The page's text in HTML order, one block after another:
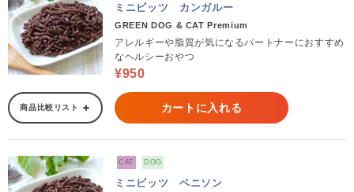
ミニビッツ カンガルー
GREEN DOG & CAT Premium
アレルギーや脂質が気になるパートナーにおすすめ
なヘルシーおやつ
¥950
商品比較リスト カートに入れる
CAT DOG
ミニビッツ ベニソン